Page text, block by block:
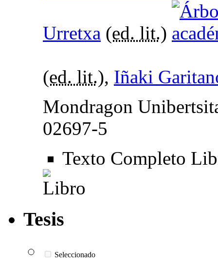
Urretxa (ed. lit.)
(ed. lit.), Iñaki
Mondragon
02697-5
Texto Completo
Tesis
Seleccionado